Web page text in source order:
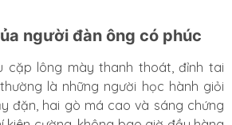
người đàn ông có phúc
cặp lông mày thanh thoát, đỉnh tai
là những người học hành giỏi
đặn, hai gò má cao và sáng chứng